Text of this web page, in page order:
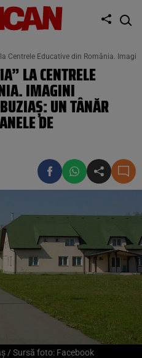
la Centrele Educative din România.
LA CENTRELE
IMAGINI
UN TÂNĂR
DE
/ Sursă foto: Facebook